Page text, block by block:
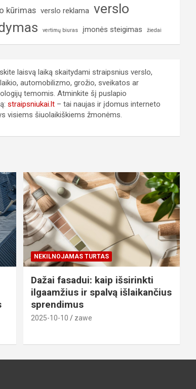
kūrimas verslo reklama verslo
vertimų biuras įmonės steigimas žiedai
laisvą laiką skaitydami straipsnius verslo,
automobilizmo, grožio, sveikatos ar
temomis. Atminkite šį puslapio
straipsniukai.lt – tai naujas ir įdomus interneto
visiems šiuolaikiškiems žmonėms.
NEKILNOJAMAS TURTAS
Dažai fasadui: kaip išsirinkti
ilgaamžius ir spalvą išlaikančius
sprendimus
2025-10-10 zawe